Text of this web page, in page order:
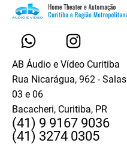
AB Áudio e Vídeo Curitiba
Rua Nicarágua, 962 - Salas
03 e 06
Bacacheri, Curitiba, PR
(41) 9 9167 9036
(41) 3274 0305